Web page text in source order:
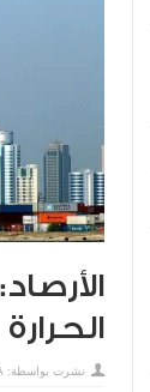
الحرارة
نشرت بواسطة: